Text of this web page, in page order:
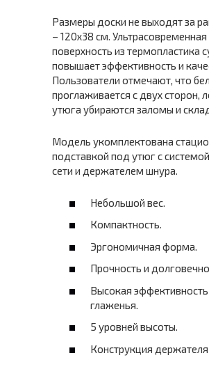
Размеры доски не выходят за
– 120х38 см.
поверхность из термопластика
повышает эффективность и
Пользователи отмечают, что
проглаживается с двух сторон,
утюга убираются заломы и
Модель укомплектована
подставкой под утюг с
сети и держателем шнура.
Небольшой вес.
Компактность.
Эргономичная форма.
Прочность и
Высокая эффективность
глаженья.
5 уровней высоты.
Конструкция